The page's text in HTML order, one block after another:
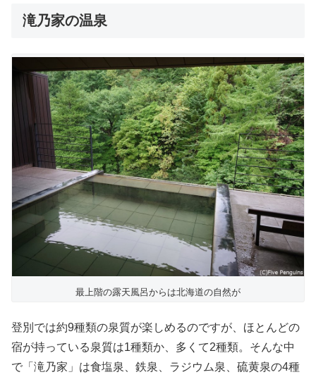
滝乃家の温泉
最上階の露天風呂からは北海道の自然が
登別では約9種類の泉質が楽しめるのですが、ほとんどの
宿が持っている泉質は1種類か、多くて2種類。そんな中
で「滝乃家」は食塩泉、鉄泉、ラジウム泉、硫黄泉の4種